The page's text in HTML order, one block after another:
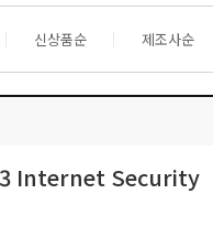
신상품순 제조사순
Internet Security